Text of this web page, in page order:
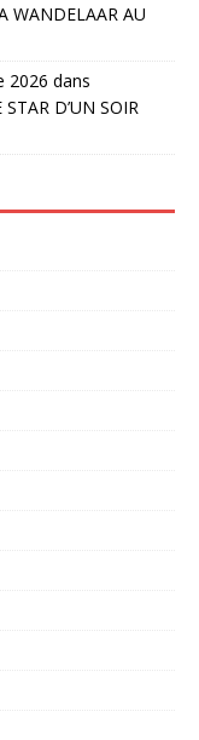
WANDELAAR AU
2026 dans
D’UN SOIR